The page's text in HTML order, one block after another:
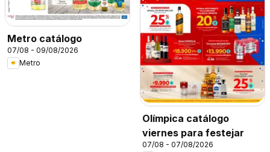
Metro catálogo
07/08 - 09/08/2026
Metro
Olímpica catálogo
viernes para festejar
07/08 - 07/08/2026